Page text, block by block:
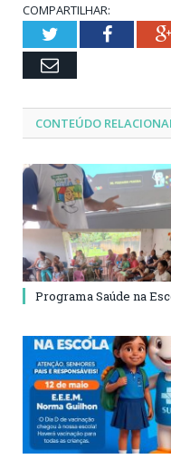
COMPARTILHAR:
Twitter
Email
CONTEÚDO
Programa Saúde na